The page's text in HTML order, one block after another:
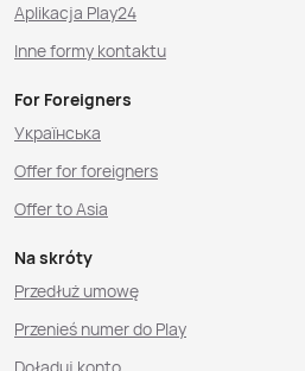
Aplikacja Play24
Inne formy kontaktu
For Foreigners
Українська
Offer for foreigners
Offer to Asia
Na skróty
Przedłuż umowę
Przenieś numer do Play